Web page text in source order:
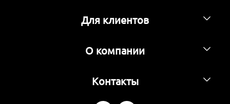
Для клиентов
О компании
Контакты